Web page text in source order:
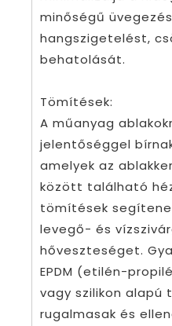
minőségű
hangszigetelést,
behatolását.
Tömítések:
A műanyag
jelentőséggel
amelyek az
között található
tömítések
levegő- és
hőveszteséget.
EPDM (etilén-
vagy szilikon alapú
rugalmasak és